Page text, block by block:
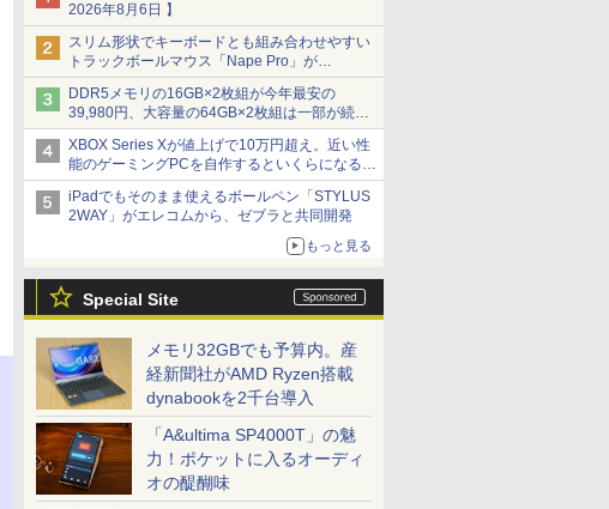
2026年8月6日 】
スリム形状でキーボードとも組み合わせやすい
トラックボールマウス「Nape Pro」が
Keychronから
DDR5メモリの16GB×2枚組が今年最安の
39,980円、大容量の64GB×2枚組は一部が続騰
[8月前半のメモリ価格]
XBOX Series Xが値上げで10万円超え。近い性
能のゲーミングPCを自作するといくらになる？
【石田賀津男の『酒の肴にPCゲーム』】
iPadでもそのまま使えるボールペン「STYLUS
2WAY」がエレコムから、ゼブラと共同開発
もっと見る
Special Site
メモリ32GBでも予算内。産
経新聞社がAMD Ryzen搭載
dynabookを2千台導入
「A&ultima SP4000T」の魅
力！ポケットに入るオーディ
オの醍醐味